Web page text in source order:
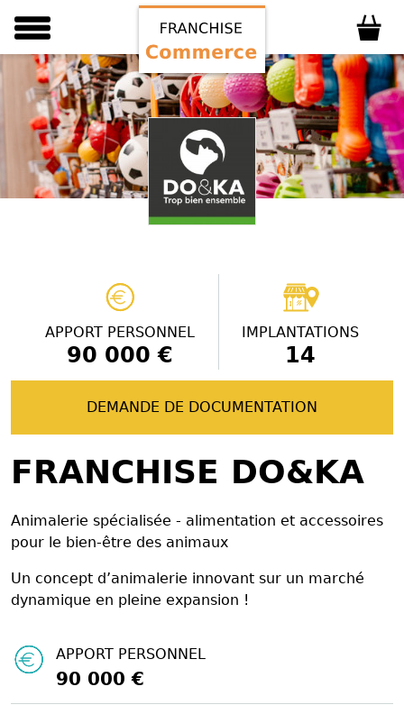
APPORT PERSONNEL
90 000 €
IMPLANTATIONS
14
DEMANDE DE DOCUMENTATION
FRANCHISE DO&KA
Animalerie spécialisée - alimentation et accessoires
pour le bien-être des animaux
Un concept d’animalerie innovant sur un marché
dynamique en pleine expansion !
APPORT PERSONNEL
90 000 €